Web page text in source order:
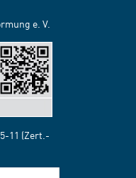
e. V.
11 (Zert.-